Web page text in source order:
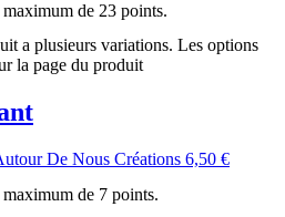
de 23 points.
a plusieurs variations. Les options
la page du produit
6,50 €
de 7 points.